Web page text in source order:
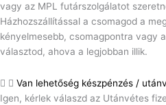
vagy az MPL futárszolgálatot
Házhozszállítással a csomagod a
kényelmesebb, csomagpontra vagy
választod, ahova a legjobban illik.
Van lehetőség készpénzés /
Igen, kérlek válaszd az Utánvétes